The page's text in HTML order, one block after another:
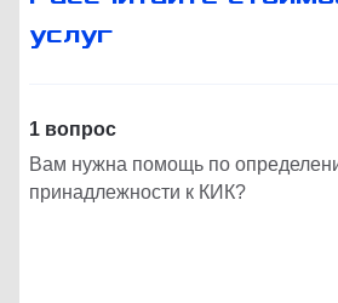
услуг
1 вопрос
Вам нужна помощь по
принадлежности к КИК?